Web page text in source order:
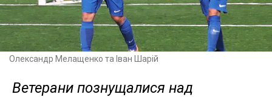
Олександр Мелащенко та Іван Шарій
Ветерани познущалися над